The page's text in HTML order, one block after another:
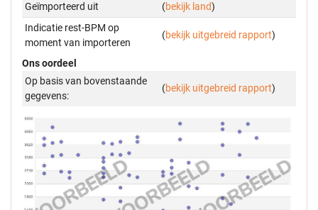
Geïmporteerd uit
(bekijk land)
Indicatie rest-BPM op
moment van importeren
(bekijk uitgebreid rapport)
Ons oordeel
Op basis van bovenstaande
gegevens:
(bekijk uitgebreid rapport)